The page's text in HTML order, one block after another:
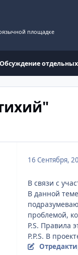
площадке
Обсуждение
16 Сентября,
В связи с
В данной
проблемой,
P.S. Правила
P.P.S. В